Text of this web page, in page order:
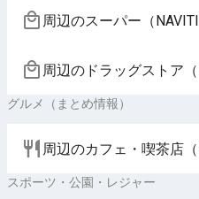
周辺のスーパー（
周辺のドラッグストア（
グルメ（まとめ情報）
周辺のカフェ・喫茶店（
スポーツ・公園・レジャー